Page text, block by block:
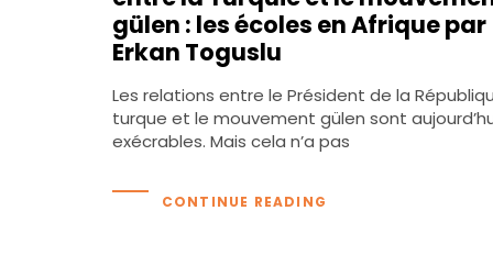
gülen : les écoles en Afrique par
Erkan Toguslu
Les relations entre le Président de la
turque et le mouvement gülen sont
exécrables. Mais cela n’a pas
CONTINUE READING